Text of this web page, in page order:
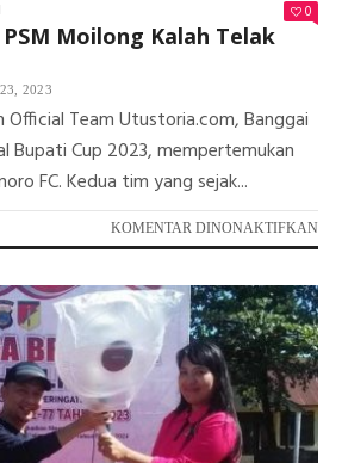
0
Moilong Kalah Telak
2023
Official Team Utustoria.com, Banggai
Bupati Cup 2023, mempertemukan
FC. Kedua tim yang sejak...
KOMENTAR DINONAKTIFKAN